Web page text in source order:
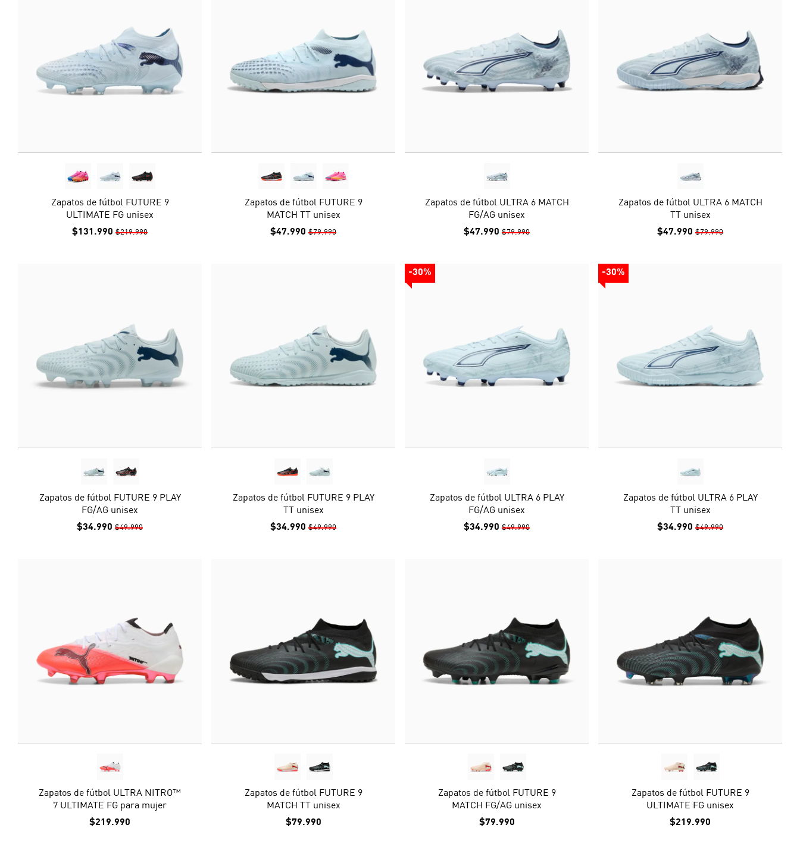
Zapatos de fútbol FUTURE 9
ULTIMATE FG unisex
$131.990 $219.990
Zapatos de fútbol FUTURE 9
MATCH TT unisex
$47.990 $79.990
Zapatos de fútbol ULTRA 6 MATCH
FG/AG unisex
$47.990 $79.990
Zapatos de fútbol ULTRA 6 MATCH
TT unisex
$47.990 $79.990
Zapatos de fútbol FUTURE 9 PLAY
FG/AG unisex
$34.990 $49.990
Zapatos de fútbol FUTURE 9 PLAY
TT unisex
$34.990 $49.990
-30%
Zapatos de fútbol ULTRA 6 PLAY
FG/AG unisex
$34.990 $49.990
-30%
Zapatos de fútbol ULTRA 6 PLAY
TT unisex
$34.990 $49.990
Zapatos de fútbol ULTRA NITRO™
7 ULTIMATE FG para mujer
$219.990
Zapatos de fútbol FUTURE 9
MATCH TT unisex
$79.990
Zapatos de fútbol FUTURE 9
MATCH FG/AG unisex
$79.990
Zapatos de fútbol FUTURE 9
ULTIMATE FG unisex
$219.990